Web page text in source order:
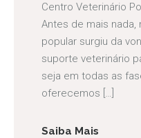
Centro Veterinário
Antes de mais nada,
popular surgiu da
suporte veterinário
seja em todas as
oferecemos […]
Saiba Mais